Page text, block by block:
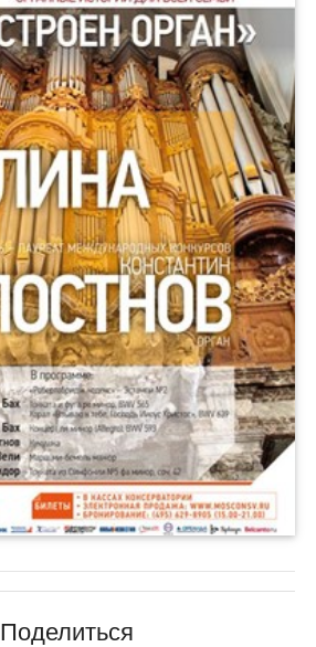
Поделиться